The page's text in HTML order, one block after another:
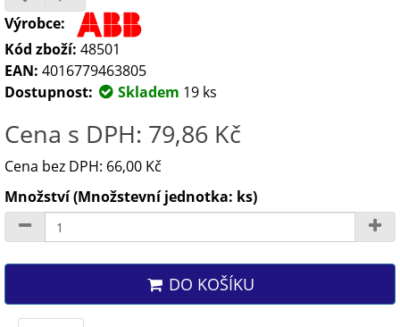
Výrobce:
Kód zboží: 48501
EAN: 4016779463805
Dostupnost:
Skladem 19 ks
Cena s DPH: 79,86 Kč
Cena bez DPH: 66,00 Kč
Množství (Množstevní jednotka: ks)
DO KOŠÍKU